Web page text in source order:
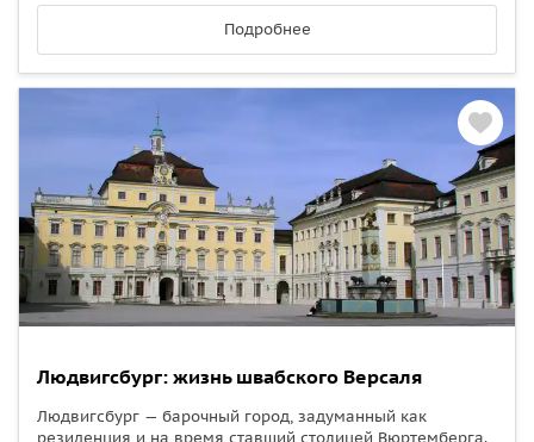
Подробнее
Людвигсбург: жизнь швабского Версаля
Людвигсбург — барочный город, задуманный как
резиденция и на время ставший столицей Вюртемберга.